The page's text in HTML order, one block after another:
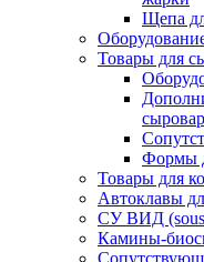
Щепа
Товары для
Формы
Товары для
Автоклавы
СУ ВИД
Камины-